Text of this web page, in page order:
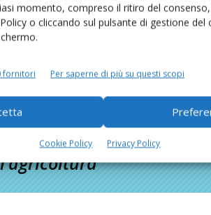
momento, compreso il ritiro del
o cliccando sul pulsante di gestione del
fornitori Per saperne di più su questi scopi
Cookie Policy Privacy Policy